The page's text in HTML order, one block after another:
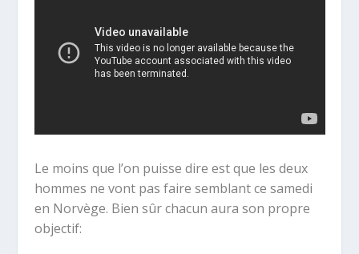
Le moins que l’on puisse dire est que les deux
hommes ne vont pas faire semblant ce samedi
en Norvège. Bien sûr chacun aura son propre
objectif: